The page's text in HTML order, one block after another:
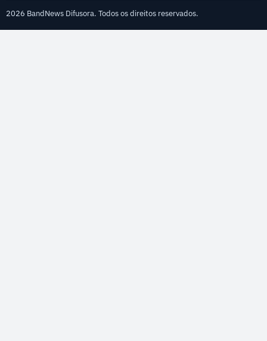
2026 BandNews Difusora. Todos os direitos reservados.